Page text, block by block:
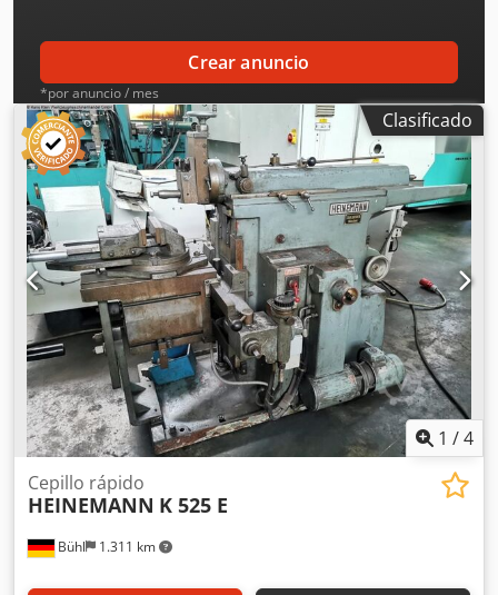
Crear anuncio
*por anuncio / mes
Clasificado
1 /4
Bühl 1.311 km
Cepillo rápido
HEINEMANN K 525 E